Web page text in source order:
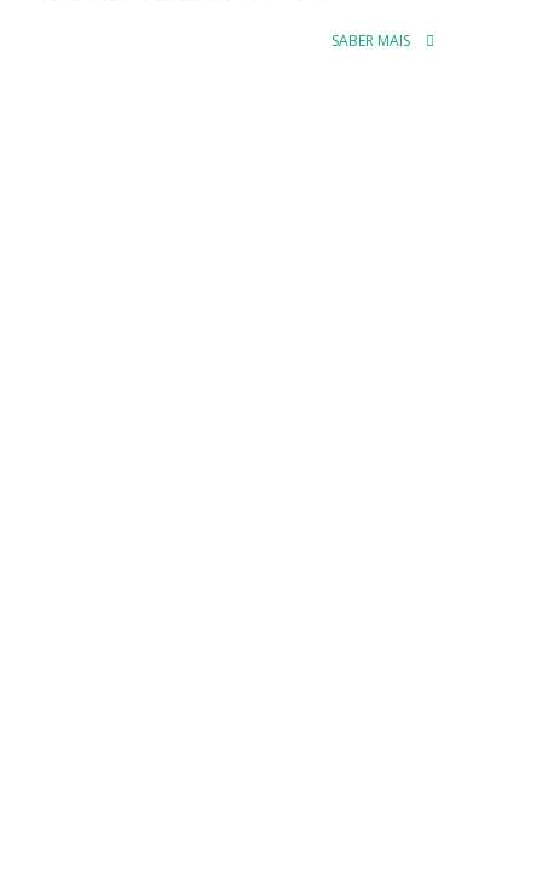
SABER MAIS